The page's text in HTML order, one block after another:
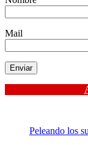
Mail
Peleando los